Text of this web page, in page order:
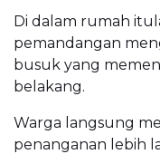
Di dalam rumah
pemandangan
busuk yang
belakang.
Warga langsung
penanganan lebih